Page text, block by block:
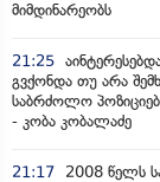
მიმდინარეობს
21:25
გვქონდა თუ არა
საბრძოლო
- კობა კობალაძე
21:17
2008 წელს